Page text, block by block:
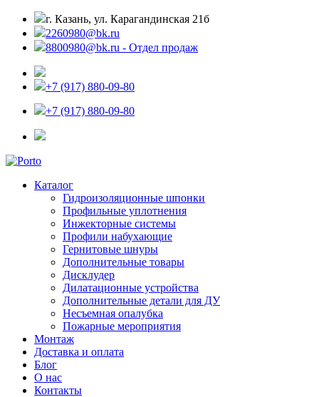
г. Казань, ул. Карагандинская 21б
2260980@bk.ru
8800980@bk.ru - Отдел продаж
+7 (917) 880-09-80
+7 (917) 880-09-80
Каталог
Гидроизоляционные шпонки
Профильные уплотнения
Инжекторные системы
Профили набухающие
Гернитовые шнуры
Дополнительные товары
Дисклудер
Дилатационные устройства
Дополнительные детали для ДУ
Несъемная опалубка
Пожарные мероприятия
Монтаж
Доставка и оплата
Блог
О нас
Контакты